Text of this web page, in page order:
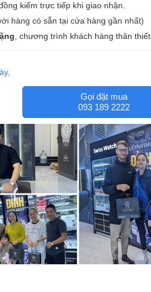
kiểm trực tiếp khi giao nhận.
hàng có sẵn tại cửa hàng gần nhất)
, chương trình khách hàng thân thiết.
Gọi đặt mua
093 189 2222